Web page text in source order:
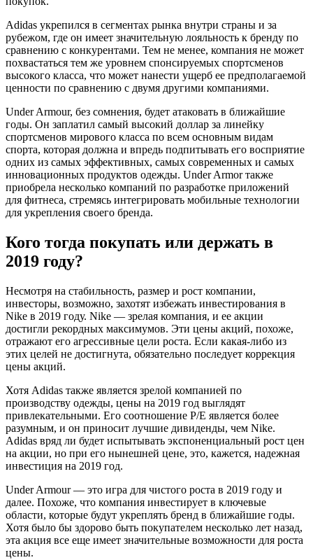
Adidas укрепился в сегментах рынка внутри страны и за
рубежом, где он имеет значительную лояльность к бренду по
сравнению с конкурентами. Тем не менее, компания не может
похвастаться тем же уровнем спонсируемых спортсменов
высокого класса, что может нанести ущерб ее предполагаемой
ценности по сравнению с двумя другими компаниями.
Under Armour, без сомнения, будет атаковать в ближайшие
годы. Он заплатил самый высокий доллар за линейку
спортсменов мирового класса по всем основным видам
спорта, которая должна и впредь подпитывать его восприятие
одних из самых эффективных, самых современных и самых
инновационных продуктов одежды. Under Armor также
приобрела несколько компаний по разработке приложений
для фитнеса, стремясь интегрировать мобильные технологии
для укрепления своего бренда.
Кого тогда покупать или держать в
2019 году?
Несмотря на стабильность, размер и рост компании,
инвесторы, возможно, захотят избежать инвестирования в
Nike в 2019 году. Nike — зрелая компания, и ее акции
достигли рекордных максимумов. Эти цены акций, похоже,
отражают его агрессивные цели роста. Если какая-либо из
этих целей не достигнута, обязательно последует коррекция
цены акций.
Хотя Adidas также является зрелой компанией по
производству одежды, цены на 2019 год выглядят
привлекательными. Его соотношение P/E является более
разумным, и он приносит лучшие дивиденды, чем Nike.
Adidas вряд ли будет испытывать экспоненциальный рост цен
на акции, но при его нынешней цене, это, кажется, надежная
инвестиция на 2019 год.
Under Armour — это игра для чистого роста в 2019 году и
далее. Похоже, что компания инвестирует в ключевые
области, которые будут укреплять бренд в ближайшие годы.
Хотя было бы здорово быть покупателем несколько лет назад,
эта акция все еще имеет значительные возможности для роста
цены.